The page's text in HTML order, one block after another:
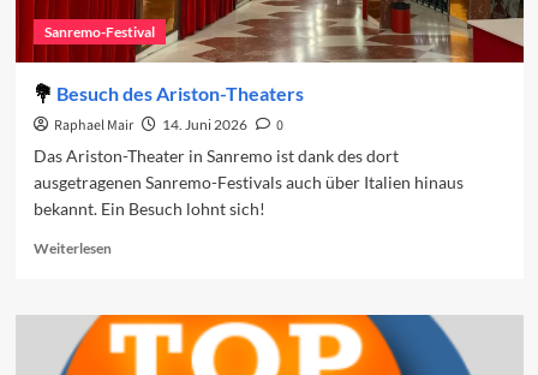
Sanremo 2026
Die Wiederentdeckung der Tradition führt
nach Neapel
Sanremo-Festival
Besuch des Ariston-Theaters
Raphael Mair 14. Juni 2026
0
Das Ariston-Theater in Sanremo ist dank des dort
ausgetragenen Sanremo-Festivals auch über Italien hinaus
bekannt. Ein Besuch lohnt sich!
WeiterlesenRead
Besuch
des
Ariston-